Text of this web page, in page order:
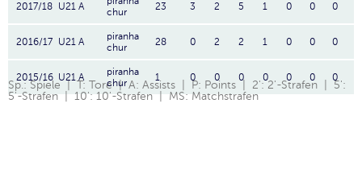
2017/18 U21 A
chur
23 3 2 5 1 0 0 0
2016/17 U21 A
piranha
chur
28 0 2 2 1 0 0 0
2015/16 U21 A
piranha
chur
1 0 0 0 0 0 0 0
Sp.: Spiele | T: Tore | A: Assists | P: Points | 2': 2'-Strafen | 5':
5'-Strafen | 10': 10'-Strafen | MS: Matchstrafen